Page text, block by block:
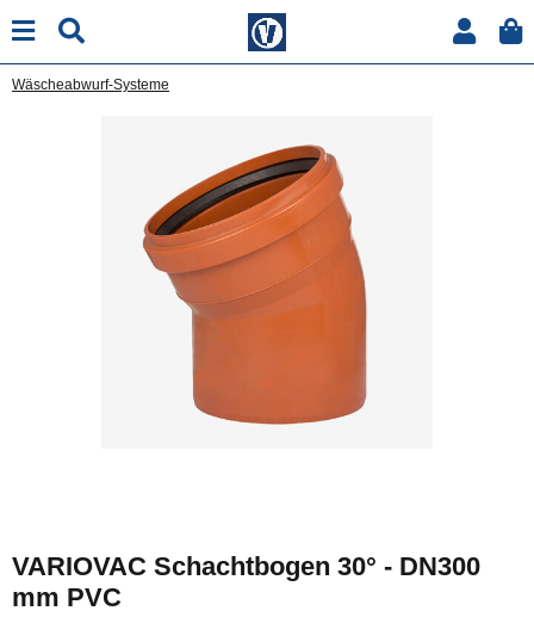
Wäscheabwurf-Systeme
VARIOVAC Schachtbogen 30° - DN300
mm PVC